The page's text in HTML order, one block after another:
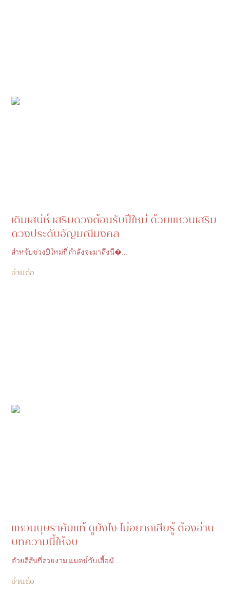
เติมเสน่ห์ เสริมดวงต้อนรับปีใหม่ ด้วยแหวนเสริม
ดวงประดับอัญมณีมงคล
สำหรับช่วงปีใหม่ที่กำลังจะมาถึงนี�…
อ่านต่อ
แหวนบุษราคัมแท้ ดูยังไง ไม่อยากเสียรู้ ต้องอ่าน
บทความนี้ให้จบ
ด้วยสีสันที่สวยงาม แมตช์กับเสื้อผ้…
อ่านต่อ